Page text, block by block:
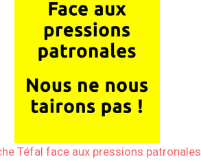
Téfal face aux pressions patronales